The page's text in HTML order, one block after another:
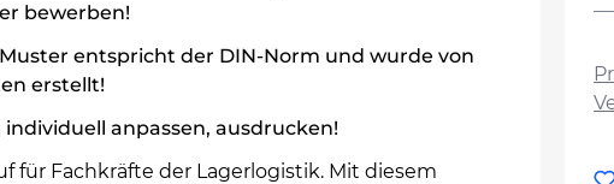
bewerben!
entspricht der DIN-Norm und wurde von
erstellt!
individuell anpassen, ausdrucken!
für Fachkräfte der Lagerlogistik. Mit diesem